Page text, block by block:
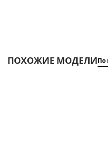
ПОХОЖИЕ МОДЕЛИПо